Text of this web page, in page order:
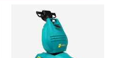
4980 m²/h